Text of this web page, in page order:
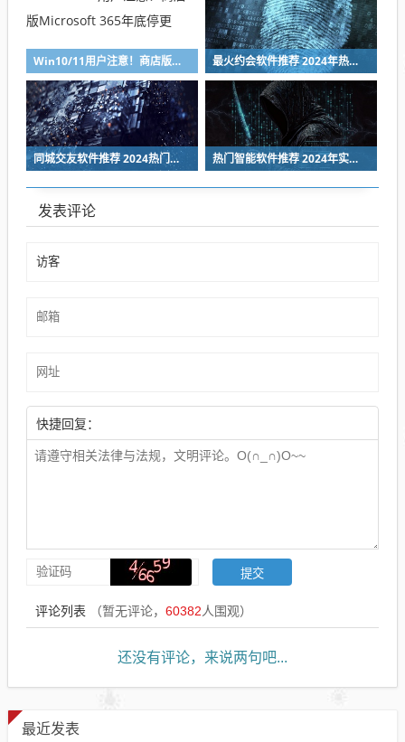
Win10/11用户注意！商店版Microsoft 365年底停更 最火约会软件推荐 2024年热门社交恋爱APP排行榜
同城交友软件推荐 2024热门靠谱的本地社交App排行榜 热门智能软件推荐 2024年实用高效的人工智能工具榜单
发表评论
快捷回复：
评论列表 （暂无评论， 60382人围观）
还没有评论，来说两句吧...
最近发表